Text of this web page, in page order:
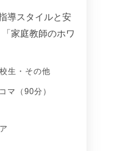
導スタイルと安
家庭教師のホワ
生 ・ その他
マ（90分）